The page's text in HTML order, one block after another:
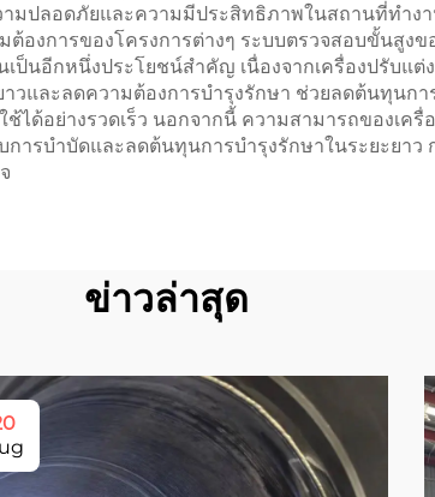
มปลอดภัยและความมีประสิทธิภาพในสถานที่ทำง
องการของโครงการต่างๆ ระบบตรวจสอบขั้นสู
นอีกหนึ่งประโยชน์สำคัญ เนื่องจากเครื่องปรับแต่
และลดความต้องการบำรุงรักษา ช่วยลดต้นทุนก
ด้อย่างรวดเร็ว นอกจากนี้ ความสามารถของเค
ารบำบัดและลดต้นทุนการบำรุงรักษาในระยะยา
ข่าวล่าสุด